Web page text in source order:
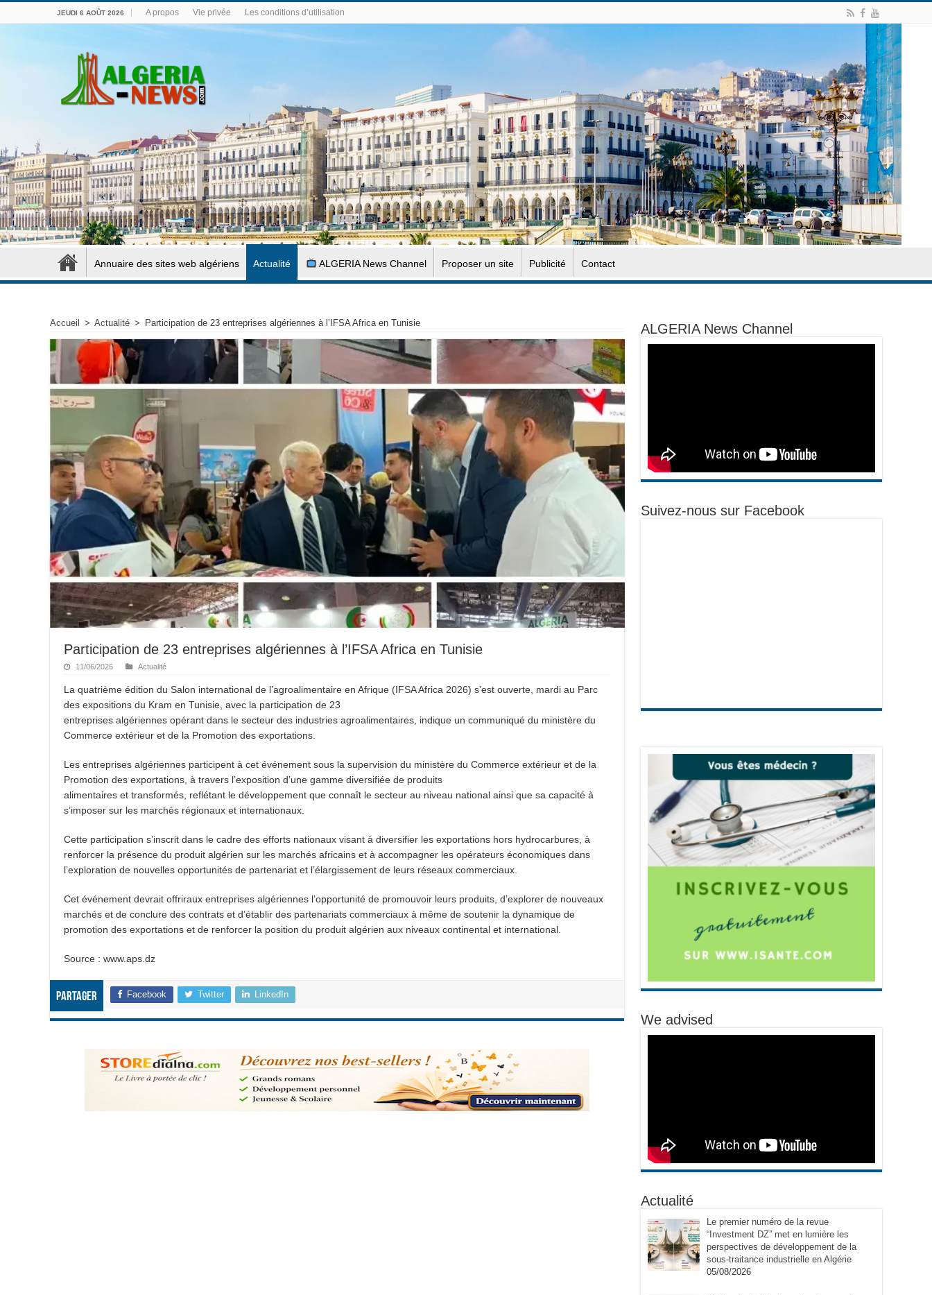
JEUDI 6 AOÛT 2026 A propos Vie privée Les conditions d’utilisation
Annuaire des sites web algériens Actualité ALGERIA News Channel Proposer un site Publicité Contact
Accueil > Actualité > Participation de 23 entreprises algériennes à l’IFSA Africa en Tunisie
Participation de 23 entreprises algériennes à l’IFSA Africa en Tunisie
11/06/2026 Actualité
La quatrième édition du Salon international de l’agroalimentaire en Afrique (IFSA Africa 2026) s’est ouverte, mardi au Parc
des expositions du Kram en Tunisie, avec la participation de 23
entreprises algériennes opérant dans le secteur des industries agroalimentaires, indique un communiqué du ministère du
Commerce extérieur et de la Promotion des exportations.
Les entreprises algériennes participent à cet événement sous la supervision du ministère du Commerce extérieur et de la
Promotion des exportations, à travers l’exposition d’une gamme diversifiée de produits
alimentaires et transformés, reflétant le développement que connaît le secteur au niveau national ainsi que sa capacité à
s’imposer sur les marchés régionaux et internationaux.
Cette participation s’inscrit dans le cadre des efforts nationaux visant à diversifier les exportations hors hydrocarbures, à
renforcer la présence du produit algérien sur les marchés africains et à accompagner les opérateurs économiques dans
l’exploration de nouvelles opportunités de partenariat et l’élargissement de leurs réseaux commerciaux.
Cet événement devrait offriraux entreprises algériennes l’opportunité de promouvoir leurs produits, d’explorer de nouveaux
marchés et de conclure des contrats et d’établir des partenariats commerciaux à même de soutenir la dynamique de
promotion des exportations et de renforcer la position du produit algérien aux niveaux continental et international.
Source : www.aps.dz
Partager Facebook Twitter LinkedIn
ALGERIA News Channel
Suivez-nous sur Facebook
We advised
Actualité
Le premier numéro de la revue
“Investment DZ” met en lumière les
perspectives de développement de la
sous-traitance industrielle en Algérie
05/08/2026